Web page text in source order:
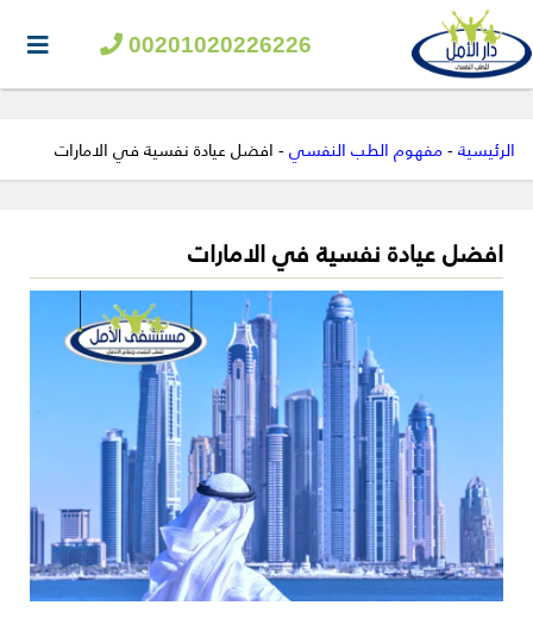
00201020226226
الرئيسية-مفهوم الطب النفسي-افضل عيادة نفسية في الامارات
افضل عيادة نفسية في الامارات